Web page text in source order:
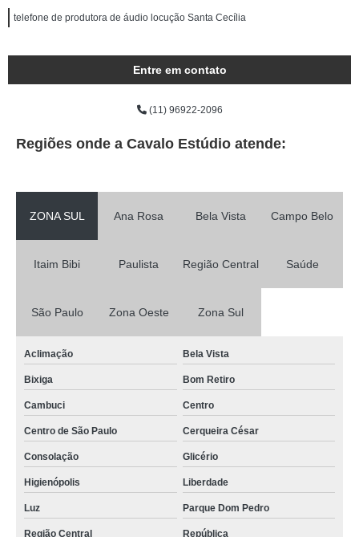
telefone de produtora de áudio locução Santa Cecília
Entre em contato
(11) 96922-2096
Regiões onde a Cavalo Estúdio atende:
ZONA SUL Ana Rosa Bela Vista Campo Belo
Itaim Bibi Paulista Região Central Saúde
São Paulo Zona Oeste Zona Sul
Aclimação Bela Vista
Bixiga Bom Retiro
Cambuci Centro
Centro de São Paulo Cerqueira César
Consolação Glicério
Higienópolis Liberdade
Luz Parque Dom Pedro
Região Central República